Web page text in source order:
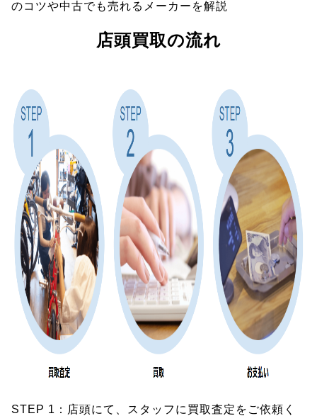
のコツや中古でも売れるメーカーを解説
店頭買取の流れ
STEP 1：店頭にて、スタッフに買取査定をご依頼く